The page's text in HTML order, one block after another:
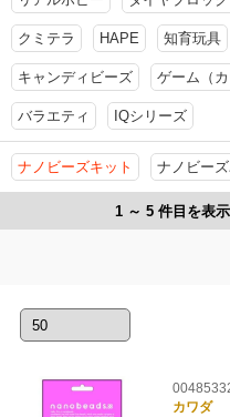
クミテラ HAPE 知育玩具
キャンディビーズ ゲーム（カ
バラエティ IQシリーズ
ナノビーズキット ナノビー
1 ～ 5 件目を表
カワダ